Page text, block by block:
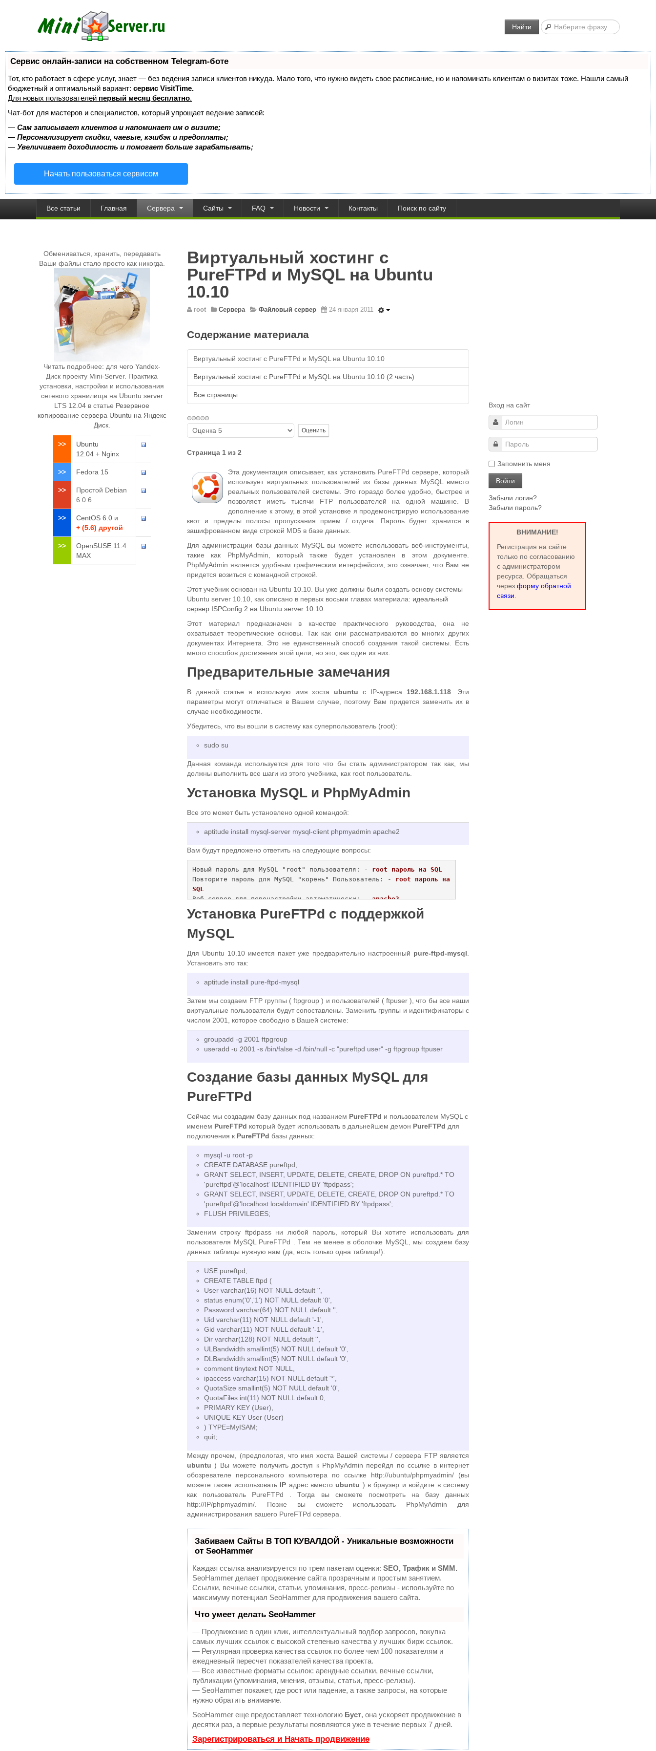
Найти
Сервис онлайн-записи на собственном Telegram-боте
Тот, кто работает в сфере услуг, знает — без ведения записи клиентов никуда. Мало того, что нужно видеть свое расписание, но и напоминать клиентам о визитах тоже. Нашли самый
бюджетный и оптимальный вариант: сервис VisitTime.
Для новых пользователей первый месяц бесплатно.
Чат-бот для мастеров и специалистов, который упрощает ведение записей:
— Сам записывает клиентов и напоминает им о визите;
— Персонализирует скидки, чаевые, кэшбэк и предоплаты;
— Увеличивает доходимость и помогает больше зарабатывать;
Начать пользоваться сервисом
Все статьи Главная Сервера Сайты FAQ Новости Контакты Поиск по сайту
Виртуальный хостинг с
PureFTPd и MySQL на Ubuntu
10.10
root Сервера Файловый сервер 24 января 2011
Содержание материала
Виртуальный хостинг с PureFTPd и MySQL на Ubuntu 10.10
Виртуальный хостинг с PureFTPd и MySQL на Ubuntu 10.10 (2 часть)
Все страницы
Пожалуйста,
оцените
Страница 1 из 2
Эта документация описывает, как установить PureFTPd сервере, который
использует виртуальных пользователей из базы данных MySQL вместо
реальных пользователей системы. Это гораздо более удобно, быстрее и
позволяет иметь тысячи FTP пользователей на одной машине. В
дополнение к этому, в этой установке я продемонстрирую использование
квот и пределы полосы пропускания прием / отдача. Пароль будет хранится в
зашифрованном виде строкой MD5 в базе данных.
Для администрации базы данных MySQL вы можете использовать веб-инструменты,
такие как PhpMyAdmin, который также будет установлен в этом документе.
PhpMyAdmin является удобным графическим интерфейсом, это означает, что Вам не
придется возиться с командной строкой.
Этот учебник основан на Ubuntu 10.10. Вы уже должны были создать основу системы
Ubuntu server 10.10, как описано в первых восьми главах материала: идеальный
сервер ISPConfig 2 на Ubuntu server 10.10
Этот материал предназначен в качестве практического руководства, она не
охватывает теоретические основы. Так как они рассматриваются во многих других
документах Интернета. Это не единственный способ создания такой системы. Есть
много способов достижения этой цели, но это, как один из них.
Предварительные замечания
В данной статье я использую имя хоста ubuntu с IP-адреса 192.168.1.118 . Эти
параметры могут отличаться в Вашем случае, поэтому Вам придется заменить их в
случае необходимости.
Убедитесь, что вы вошли в систему как суперпользователь (root):
sudo su
Данная команда используется для того что бы стать администратором так как, мы
должны выполнить все шаги из этого учебника, как root пользователь.
Установка MySQL и PhpMyAdmin
Все это может быть установлено одной командой:
aptitude install mysql-server mysql-client phpmyadmin apache2
Вам будут предложено ответить на следующие вопросы:
Новый пароль для MySQL "root" пользователя: - root пароль на SQL
Повторите пароль для MySQL "корень" Пользователь: - root пароль на
SQL
Веб-сервер для перенастройки автоматически: - apache2
Настройка базы данных для PhpMyAdmin с dbconfig-common? - нет
Установка PureFTPd с поддержкой
MySQL
Для Ubuntu 10.10 имеется пакет уже предварительно настроенный pure-ftpd-mysql
Установить это так:
aptitude install pure-ftpd-mysql
Затем мы создаем FTP группы ( ftpgroup ) и пользователей ( ftpuser ), что бы все наши
виртуальные пользователи будут сопоставлены. Заменить группы и идентификаторы с
числом 2001, которое свободно в Вашей системе:
groupadd -g 2001 ftpgroup
useradd -u 2001 -s /bin/false -d /bin/null -c "pureftpd user" -g ftpgroup ftpuser
Создание базы данных MySQL для
PureFTPd
Сейчас мы создадим базу данных под названием PureFTPd и пользователем MySQL с
именем PureFTPd который будет использовать в дальнейшем демон PureFTPd для
подключения к PureFTPd базы данных:
mysql -u root -p
CREATE DATABASE pureftpd;
GRANT SELECT, INSERT, UPDATE, DELETE, CREATE, DROP ON pureftpd.* TO
'pureftpd'@'localhost' IDENTIFIED BY 'ftpdpass';
GRANT SELECT, INSERT, UPDATE, DELETE, CREATE, DROP ON pureftpd.* TO
'pureftpd'@'localhost.localdomain' IDENTIFIED BY 'ftpdpass';
FLUSH PRIVILEGES;
Заменим строку ftpdpass ни любой пароль, который Вы хотите использовать для
пользователя MySQL PureFTPd . Тем не менее в оболочке MySQL, мы создаем базу
данных таблицы нужную нам (да, есть только одна таблица!):
USE pureftpd;
CREATE TABLE ftpd (
User varchar(16) NOT NULL default '',
status enum('0','1') NOT NULL default '0',
Password varchar(64) NOT NULL default '',
Uid varchar(11) NOT NULL default '-1',
Gid varchar(11) NOT NULL default '-1',
Dir varchar(128) NOT NULL default '',
ULBandwidth smallint(5) NOT NULL default '0',
DLBandwidth smallint(5) NOT NULL default '0',
comment tinytext NOT NULL,
ipaccess varchar(15) NOT NULL default '*',
QuotaSize smallint(5) NOT NULL default '0',
QuotaFiles int(11) NOT NULL default 0,
PRIMARY KEY (User),
UNIQUE KEY User (User)
) TYPE=MyISAM;
quit;
Между прочем, (предпологая, что имя хоста Вашей системы / сервера FTP является
ubuntu ) Вы можете получить доступ к PhpMyAdmin перейдя по ссылке в интернет
обозревателе персонального компьютера по ссылке http://ubuntu/phpmyadmin/ (вы
можете также использовать IP адрес вместо ubuntu ) в браузер и войдите в систему
как пользователь PureFTPd . Тогда вы сможете посмотреть на базу данных
http://IP/phpmyadmin/. Позже вы сможете использовать PhpMyAdmin для
администрирования вашего PureFTPd сервера.
Забиваем Сайты В ТОП КУВАЛДОЙ - Уникальные возможности
от SeoHammer
Каждая ссылка анализируется по трем пакетам оценки: SEO, Трафик и SMM.
SeoHammer делает продвижение сайта прозрачным и простым занятием.
Ссылки, вечные ссылки, статьи, упоминания, пресс-релизы - используйте по
максимуму потенциал SeoHammer для продвижения вашего сайта.
Что умеет делать SeoHammer
— Продвижение в один клик, интеллектуальный подбор запросов, покупка
самых лучших ссылок с высокой степенью качества у лучших бирж ссылок.
— Регулярная проверка качества ссылок по более чем 100 показателям и
ежедневный пересчет показателей качества проекта.
— Все известные форматы ссылок: арендные ссылки, вечные ссылки,
публикации (упоминания, мнения, отзывы, статьи, пресс-релизы).
— SeoHammer покажет, где рост или падение, а также запросы, на которые
нужно обратить внимание.
SeoHammer еще предоставляет технологию Буст, она ускоряет продвижение в
десятки раз, а первые результаты появляются уже в течение первых 7 дней.
Зарегистрироваться и Начать продвижение
Обмениваться, хранить, передавать
Ваши файлы стало просто как никогда.
Читать подробнее: для чего Yandex-
Диск проекту Mini-Server. Практика
установки, настройки и использования
сетевого хранилища на Ubuntu server
LTS 12.04 в статье Резервное
копирование сервера Ubuntu на Яндекс
Диск.
>>
Ubuntu
12.04+ Nginx
>> Fedora 15
>>
Простой Debian
6.0.6
>> CentOS 6.0и
+ (5.6) другой
>>
OpenSUSE 11.4
MAX
Вход на сайт
Запомнить меня
Забыли логин?
Забыли пароль?
ВНИМАНИЕ!
Регистрация на сайте
только по согласованию
с администратором
ресурса. Обращаться
через форму обратной
связи